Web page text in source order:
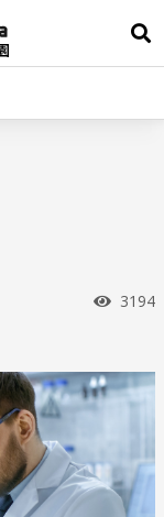
展
瀏覽
3194